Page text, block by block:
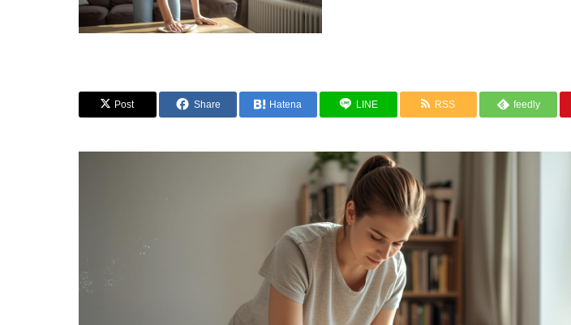
Post Share Hatena LINE RSS feedly